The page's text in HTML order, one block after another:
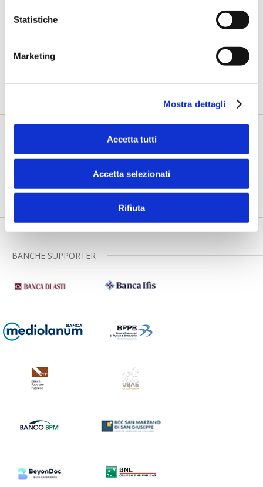
Statistiche
Marketing
Mostra dettagli
Accetta tutti
Accetta selezionati
Rifiuta
PROMOSSO DA
ORGANIZZATO DA
BANCHE SUPPORTER